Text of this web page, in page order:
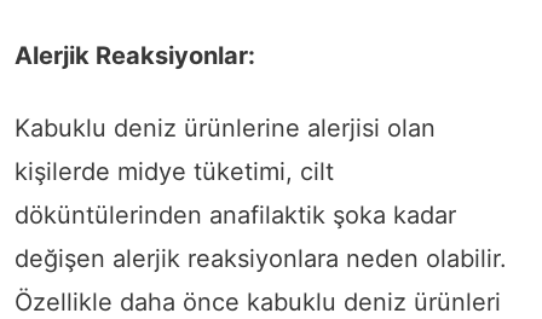
Alerjik Reaksiyonlar:
Kabuklu deniz ürünlerine alerjisi olan
kişilerde midye tüketimi, cilt
döküntülerinden anafilaktik şoka kadar
değişen alerjik reaksiyonlara neden olabilir.
Özellikle daha önce kabuklu deniz ürünleri